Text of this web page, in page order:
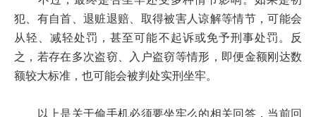
犯、有自首、退赃退赔、取得被害人谅解等情节，可能会
从轻、减轻处罚，甚至可能不起诉或免予刑事处罚。反
之，若存在多次盗窃、入户盗窃等情形，即便金额刚达数
额较大标准，也可能会被判处实刑坐牢。
以上是关于偷手机必须要坐牢么的相关回答，当前回